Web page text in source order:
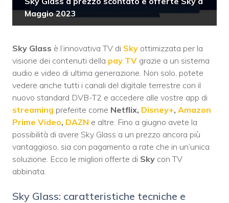
Maggio 2023
Sky Glass è l’innovativa TV di Sky ottimizzata per la
visione dei contenuti della pay TV grazie a un sistema
audio e video di ultima generazione. Non solo, potete
vedere anche tutti i canali del digitale terrestre con il
nuovo standard DVB-T2 e accedere alle vostre app di
streaming preferite come Netflix, Disney+, Amazon
Prime Video, DAZN e altre. Fino a giugno avete la
possibilità di avere Sky Glass a un prezzo ancora più
vantaggioso, sia con pagamento a rate che in un’unica
soluzione. Ecco le migliori offerte di Sky con TV
abbinata.
Sky Glass: caratteristiche tecniche e